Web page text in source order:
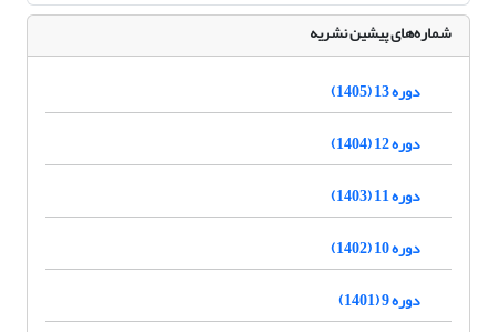
شماره‌های پیشین نشریه
دوره 13 (1405)
دوره 12 (1404)
دوره 11 (1403)
دوره 10 (1402)
دوره 9 (1401)